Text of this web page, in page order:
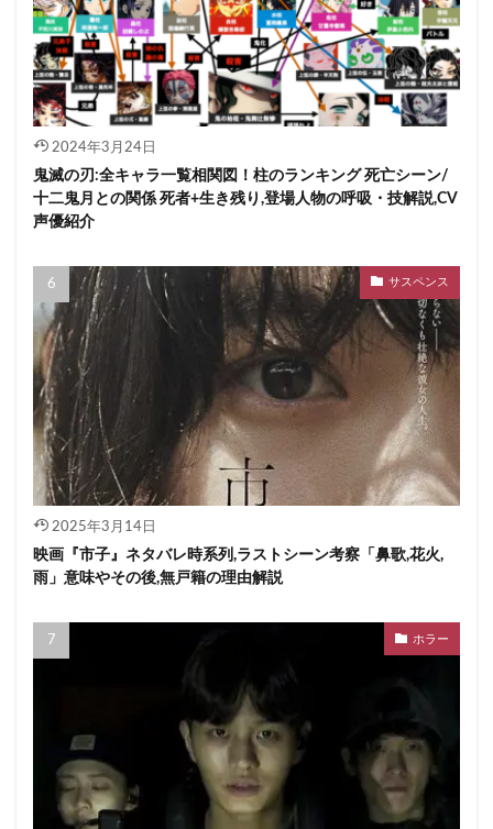
2024年3月24日
鬼滅の刃:全キャラ一覧相関図！柱のランキング 死亡シーン/
十二鬼月との関係 死者+生き残り,登場人物の呼吸・技解説,CV
声優紹介
サスペンス
2025年3月14日
映画『市子』ネタバレ時系列,ラストシーン考察「鼻歌,花火,
雨」意味やその後,無戸籍の理由解説
ホラー